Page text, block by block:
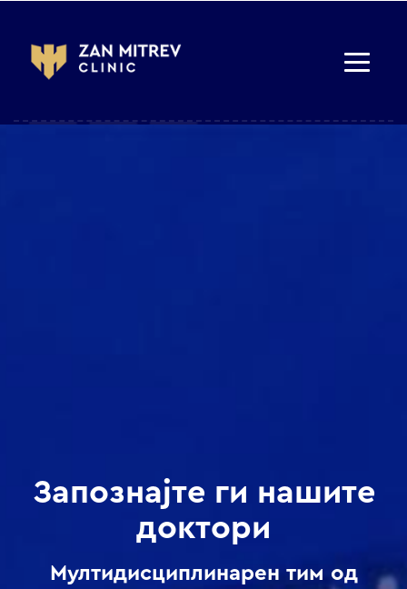
Запознајте ги нашите
доктори
Мултидисциплинарен тим од